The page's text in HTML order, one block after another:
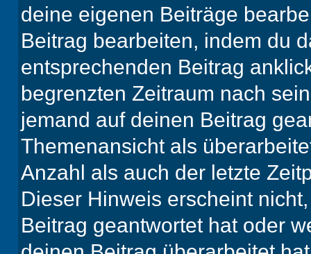
deine eigenen Beiträge
Beitrag bearbeiten, indem du
entsprechenden Beitrag
begrenzten Zeitraum nach
jemand auf deinen Beitrag
Themenansicht als
Anzahl als auch der letzte
Dieser Hinweis erscheint
Beitrag geantwortet hat oder